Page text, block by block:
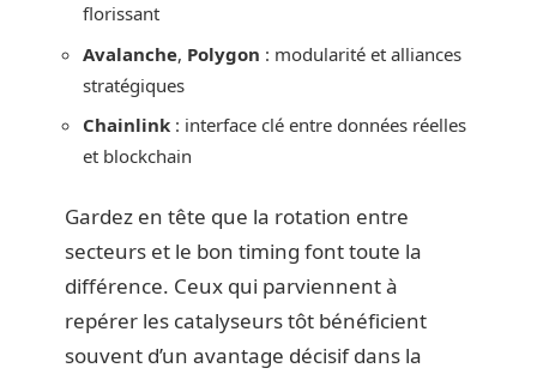
florissant
Avalanche, Polygon : modularité et alliances
stratégiques
Chainlink : interface clé entre données réelles
et blockchain
Gardez en tête que la rotation entre
secteurs et le bon timing font toute la
différence. Ceux qui parviennent à
repérer les catalyseurs tôt bénéficient
souvent d’un avantage décisif dans la